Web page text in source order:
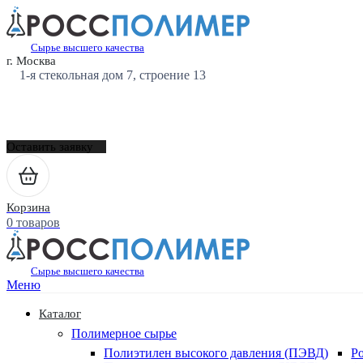
Сырье высшего качества
г. Москва
1-я стекольная дом 7, строение 13
Оставить заявку
Корзина
0 товаров
Сырье высшего качества
Меню
Каталог
Полимерное сырье
Полиэтилен высокого давления (ПЭВД)